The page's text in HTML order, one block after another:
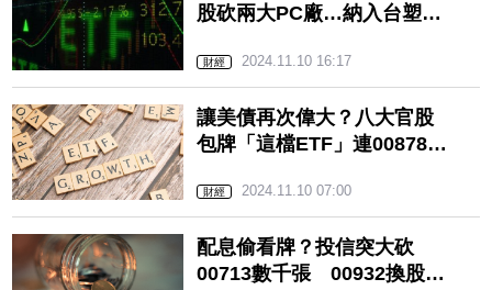
股砍兩大PC廠…納入台塑三
膠了
財經 2024.11.10 16:17
讓美債再次偉大？八大官股
包牌「這檔ETF」連00878都
財經 2024.11.10 07:00
配息偷看牌？投信突大砍
00713數千張 00932換股